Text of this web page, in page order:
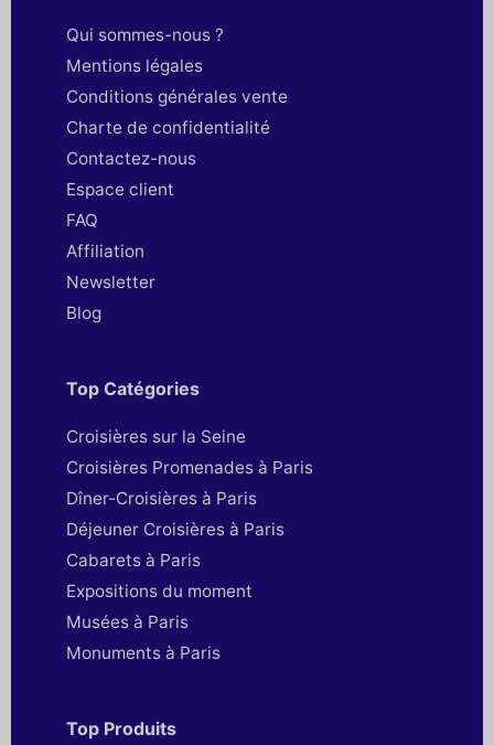
Qui sommes-nous ?
Mentions légales
Conditions générales vente
Charte de confidentialité
Contactez-nous
Espace client
FAQ
Affiliation
Newsletter
Blog
Top Catégories
Croisières sur la Seine
Croisières Promenades à Paris
Dîner-Croisières à Paris
Déjeuner Croisières à Paris
Cabarets à Paris
Expositions du moment
Musées à Paris
Monuments à Paris
Top Produits